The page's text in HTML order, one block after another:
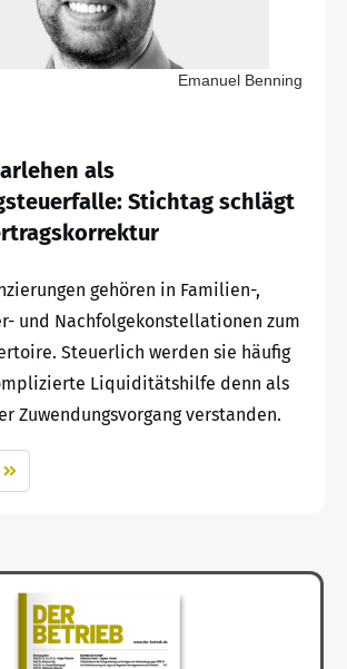
Emanuel Benning
als
Stichtag schlägt
gehören in Familien-,
und Nachfolgekonstellationen zum
Steuerlich werden sie häufig
Liquiditätshilfe denn als
Zuwendungsvorgang verstanden.